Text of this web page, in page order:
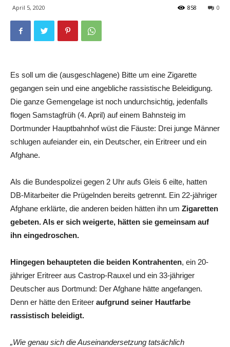
April 5, 2020 0
858
Es soll um die (ausgeschlagene) Bitte um eine Zigarette
gegangen sein und eine angebliche rassistische Beleidigung.
Die ganze Gemengelage ist noch undurchsichtig, jedenfalls
flogen Samstagfrüh (4. April) auf einem Bahnsteig im
Dortmunder Hauptbahnhof wüst die Fäuste: Drei junge Männer
schlugen aufeiander ein, ein Deutscher, ein Eritreer und ein
Afghane.
Als die Bundespolizei gegen 2 Uhr aufs Gleis 6 eilte, hatten
DB-Mitarbeiter die Prügelnden bereits getrennt. Ein 22-jähriger
Afghane erklärte, die anderen beiden hätten ihn um Zigaretten
gebeten. Als er sich weigerte, hätten sie gemeinsam auf
ihn eingedroschen.
Hingegen behaupteten die beiden Kontrahenten, ein 20-
jähriger Eritreer aus Castrop-Rauxel und ein 33-jähriger
Deutscher aus Dortmund: Der Afghane hätte angefangen.
Denn er hätte den Eriteer aufgrund seiner Hautfarbe
rassistisch beleidigt.
„Wie genau sich die Auseinandersetzung tatsächlich